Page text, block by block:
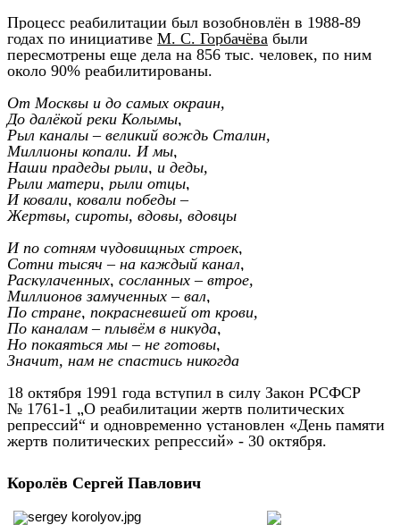
Процесс реабилитации был возобновлён в 1988-89
годах по инициативе М. С. Горбачёва были
пересмотрены еще дела на 856 тыс. человек, по ним
около 90% реабилитированы.
От Москвы и до самых окраин,
До далёкой реки Колымы,
Рыл каналы – великий вождь Сталин,
Миллионы копали. И мы,
Наши прадеды рыли, и деды,
Рыли матери, рыли отцы,
И ковали, ковали победы –
Жертвы, сироты, вдовы, вдовцы
И по сотням чудовищных строек,
Сотни тысяч – на каждый канал,
Раскулаченных, сосланных – втрое,
Миллионов замученных – вал,
По стране, покрасневшей от крови,
По каналам – плывём в никуда,
Но покаяться мы – не готовы,
Значит, нам не спастись никогда
18 октября 1991 года вступил в силу Закон РСФСР
№ 1761-1 „О реабилитации жертв политических
репрессий“ и одновременно установлен «День памяти
жертв политических репрессий» - 30 октября.
Королёв Сергей Павлович